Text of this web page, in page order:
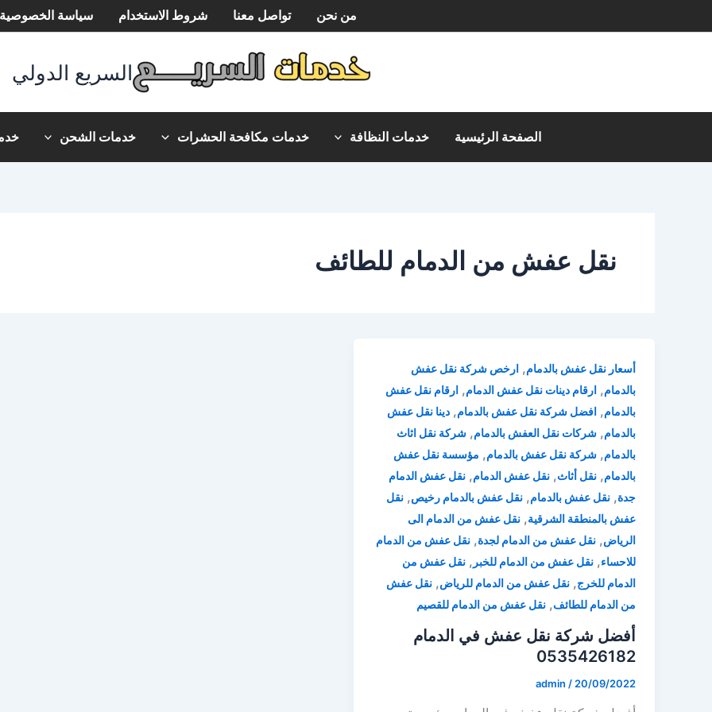
إلى
من نحن تواصل معنا شروط الاستخدام سياسة الخصوصية
السريع الدولي
الصفحة الرئيسية خدمات النظافة خدمات مكافحة الحشرات خدمات الشحن
نقل عفش من الدمام للطائف
أسعار نقل عفش بالدمام, ارخص شركة نقل عفش
بالدمام, ارقام دينات نقل عفش الدمام, ارقام نقل عفش
بالدمام, افضل شركة نقل عفش بالدمام, دينا نقل عفش
بالدمام, شركات نقل العفش بالدمام, شركة نقل اثاث
بالدمام, شركة نقل عفش بالدمام, مؤسسة نقل عفش
بالدمام, نقل أثاث, نقل عفش الدمام, نقل عفش الدمام
جدة, نقل عفش بالدمام, نقل عفش بالدمام رخيص, نقل
عفش بالمنطقة الشرقية, نقل عفش من الدمام الى
الرياض, نقل عفش من الدمام لجدة, نقل عفش من الدمام
للاحساء, نقل عفش من الدمام للخبر , نقل عفش من
الدمام للخرج, نقل عفش من الدمام للرياض, نقل عفش
من الدمام للطائف, نقل عفش من الدمام للقصيم
أفضل شركة نقل عفش في الدمام
0535426182
admin / 20/09/2022